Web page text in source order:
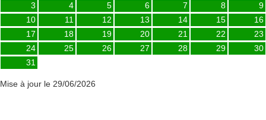
3
4 5 6 7 8
9
10
11 12 13 14 15
16
17
18 19 20 21 22
23
24
25 26 27 28 29
30
31
Mise à jour le 29/06/2026